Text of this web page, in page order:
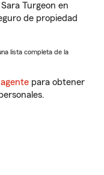
Turgeon en
de propiedad
lista completa de la
para obtener